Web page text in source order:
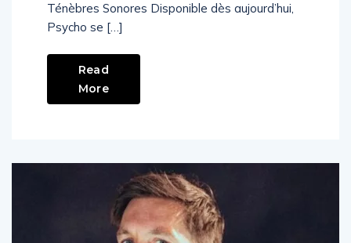
Ténèbres Sonores Disponible dès aujourd’hui,
Psycho se […]
Read
More